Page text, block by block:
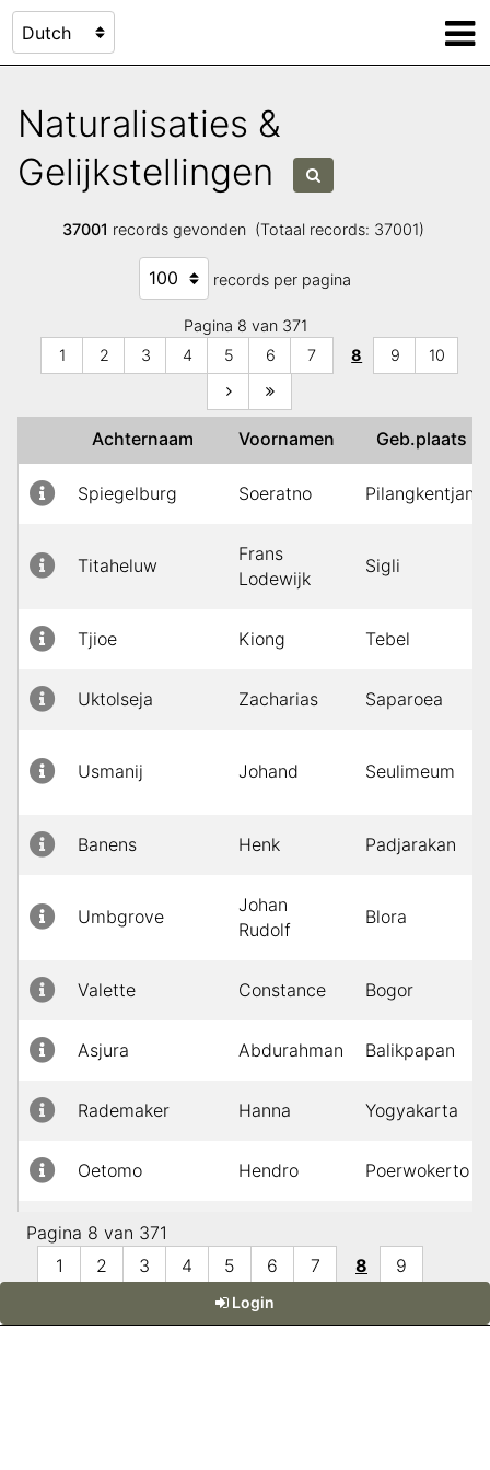
Login
Naturalisaties &
Gelijkstellingen
37001 records gevonden (Totaal records: 37001)
records per pagina
Pagina 8 van 371
1
2 3 4 5 6 7 8 9 10
Achternaam Voornamen Geb.plaats
Spiegelburg Soeratno Pilangkentjang
Titaheluw
Frans
Lodewijk
Sigli
Tjioe Kiong Tebel
Uktolseja Zacharias Saparoea
Usmanij Johand Seulimeum
Banens Henk Padjarakan
Umbgrove
Johan
Rudolf
Blora
Valette Constance Bogor
Asjura Abdurahman Balikpapan
Rademaker Hanna Yogyakarta
Oetomo Hendro Poerwokerto
Jauw
Johannes
Bernardus
Pagina 8 van 371
1
2 3 4 5 6 7 8
9